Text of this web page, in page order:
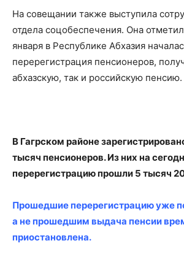
На совещании также выступила
отдела соцобеспечения. Она
января в Республике Абхазия
перерегистрация пенсионеров,
абхазскую, так и российскую пенсию.
В Гагрском районе
тысяч пенсионеров. Из них на
перерегистрацию прошли 5 тысяч
Прошедшие перерегистрацию уже
а не прошедшим выдача пенсии
приостановлена.